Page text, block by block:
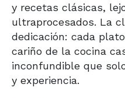
y recetas clásicas,
ultraprocesados. La
dedicación: cada
cariño de la cocina
inconfundible que
y experiencia.